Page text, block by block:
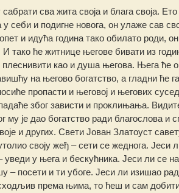
сва жита своја и блага своја. Ето
себи и подигне новога, он улаже сав
и идућа година тако обилато роди,
ће житнице његове бивати из
као и душа његова. Њега ће
на његово богатство, а гладни ће га
пропасти и његовој и његових
због зависти и проклињања.
му је дао богатство ради благослова и
и других. Свети Јован Златоуст
своју жеђ – сети се жеднога. Јеси
у њега и бескућника. Јеси ли се
– посети и ти убоге. Јеси ли изишао
према њима, то ћеш и сам